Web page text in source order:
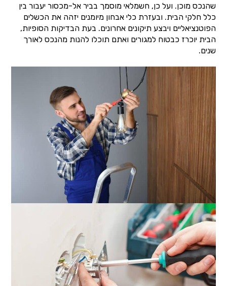
שהנכס מוכן. ועל כן, חשמלאי מוסמך בביר אל-מכסור יעבור בין
כלל חלקי הבית. ובעזרת כלי אבחון מיומנים יזהה את הכשלים
הפוטנציאליים ויבצע תיקונים אחרונים. בעת הבדיקות הסופיות,
הבית יוכרז כבטוח למגורים ואתם תוכלו להנות מהנכס לאורך
שנים.